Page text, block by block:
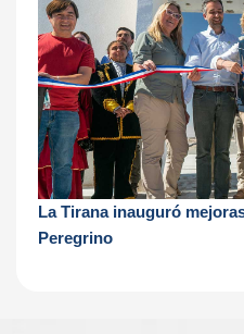
La Tirana inauguró
Peregrino